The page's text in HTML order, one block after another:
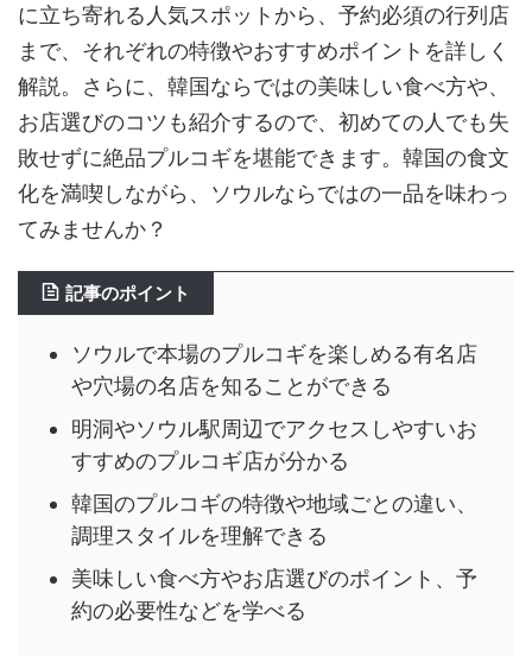
に立ち寄れる人気スポットから、予約必須の行列店
まで、それぞれの特徴やおすすめポイントを詳しく
解説。さらに、韓国ならではの美味しい食べ方や、
お店選びのコツも紹介するので、初めての人でも失
敗せずに絶品プルコギを堪能できます。韓国の食文
化を満喫しながら、ソウルならではの一品を味わっ
てみませんか？
記事のポイント
ソウルで本場のプルコギを楽しめる有名店
や穴場の名店を知ることができる
明洞やソウル駅周辺でアクセスしやすいお
すすめのプルコギ店が分かる
韓国のプルコギの特徴や地域ごとの違い、
調理スタイルを理解できる
美味しい食べ方やお店選びのポイント、予
約の必要性などを学べる